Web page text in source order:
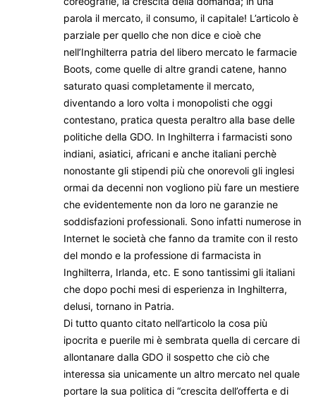
parola il mercato, il consumo, il capitale! L’articolo è
parziale per quello che non dice e cioè che
nell’Inghilterra patria del libero mercato le farmacie
Boots, come quelle di altre grandi catene, hanno
saturato quasi completamente il mercato,
diventando a loro volta i monopolisti che oggi
contestano, pratica questa peraltro alla base delle
politiche della GDO. In Inghilterra i farmacisti sono
indiani, asiatici, africani e anche italiani perchè
nonostante gli stipendi più che onorevoli gli inglesi
ormai da decenni non vogliono più fare un mestiere
che evidentemente non da loro ne garanzie ne
soddisfazioni professionali. Sono infatti numerose in
Internet le società che fanno da tramite con il resto
del mondo e la professione di farmacista in
Inghilterra, Irlanda, etc. E sono tantissimi gli italiani
che dopo pochi mesi di esperienza in Inghilterra,
delusi, tornano in Patria.
Di tutto quanto citato nell’articolo la cosa più
ipocrita e puerile mi è sembrata quella di cercare di
allontanare dalla GDO il sospetto che ciò che
interessa sia unicamente un altro mercato nel quale
portare la sua politica di “crescita dell’offerta e di